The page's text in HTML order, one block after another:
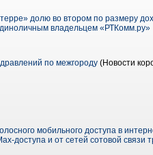
долю во втором по размеру
владельцем «РТКомм.ру»
по межгороду (Новости
мобильного доступа в
доступа и от сетей сотовой связи